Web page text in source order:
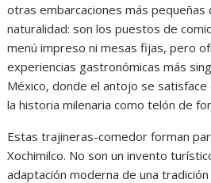
otras embarcaciones más pequeñas
naturalidad: son los puestos de
menú impreso ni mesas fijas, pero
experiencias gastronómicas más
México, donde el antojo se satisface
la historia milenaria como telón de
Estas trajineras-comedor forman
Xochimilco. No son un invento
adaptación moderna de una